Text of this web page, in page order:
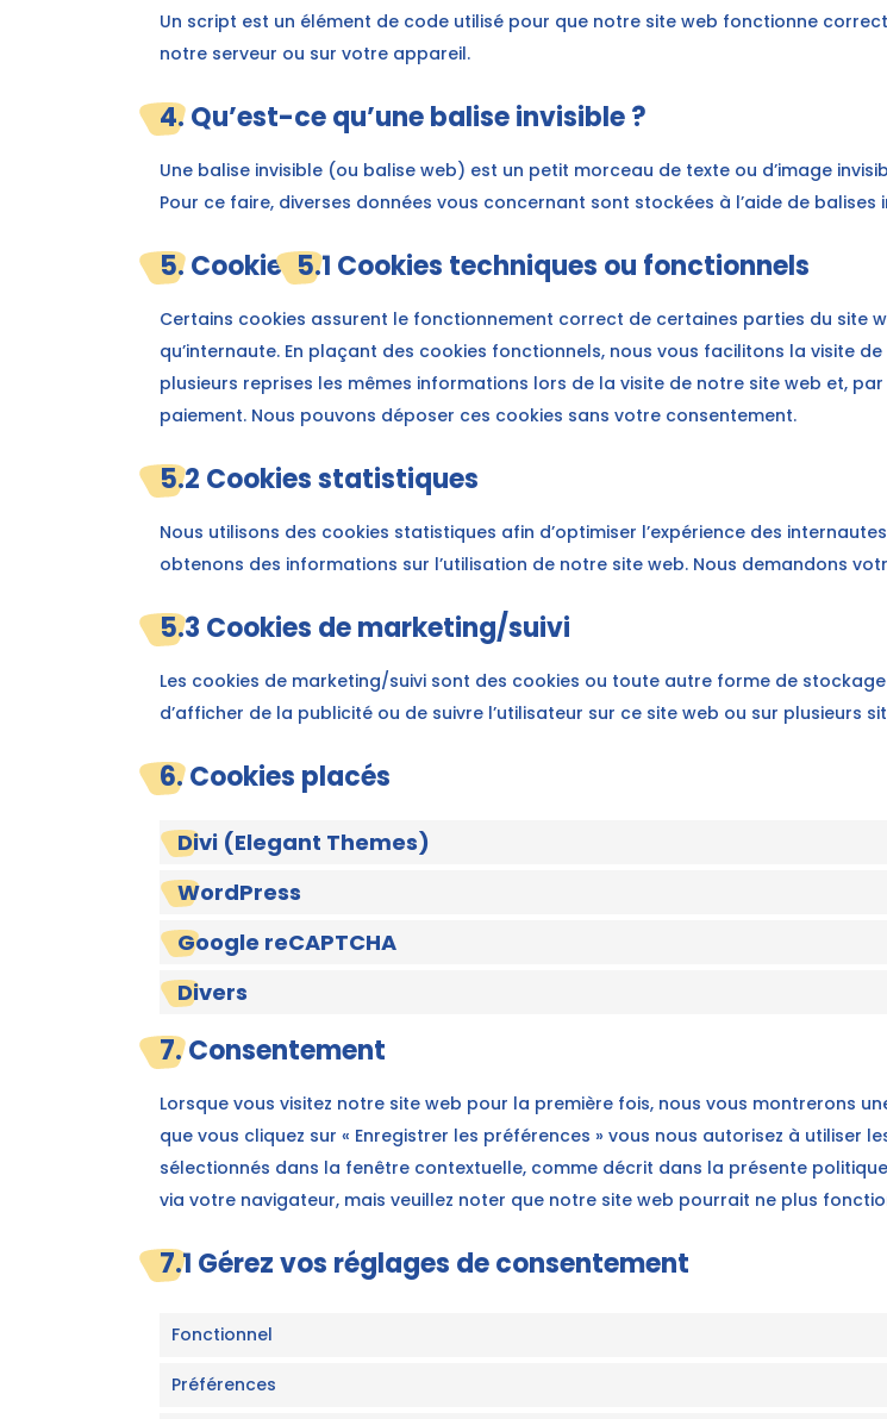
Un script est un élément de code utilisé pour que notre site web fonctionne
notre serveur ou sur votre appareil.
4. Qu’est-ce qu’une balise invisible ?
Une balise invisible (ou balise web) est un petit morceau de texte ou d’image
Pour ce faire, diverses données vous concernant sont stockées à l’aide de balises
5. Cookies 5.1 Cookies techniques ou fonctionnels
Certains cookies assurent le fonctionnement correct de certaines parties du site
qu’internaute. En plaçant des cookies fonctionnels, nous vous facilitons la visite
plusieurs reprises les mêmes informations lors de la visite de notre site web et,
paiement. Nous pouvons déposer ces cookies sans votre consentement.
5.2 Cookies statistiques
Nous utilisons des cookies statistiques afin d’optimiser l’expérience des
obtenons des informations sur l’utilisation de notre site web. Nous demandons
5.3 Cookies de marketing/suivi
Les cookies de marketing/suivi sont des cookies ou toute autre forme de
d’afficher de la publicité ou de suivre l’utilisateur sur ce site web ou sur plusieurs
6. Cookies placés
Divi (Elegant Themes)
WordPress
Google reCAPTCHA
Divers
7. Consentement
Lorsque vous visitez notre site web pour la première fois, nous vous montrerons
que vous cliquez sur « Enregistrer les préférences » vous nous autorisez à utiliser
sélectionnés dans la fenêtre contextuelle, comme décrit dans la présente
via votre navigateur, mais veuillez noter que notre site web pourrait ne plus
7.1 Gérez vos réglages de consentement
Fonctionnel
Préférences